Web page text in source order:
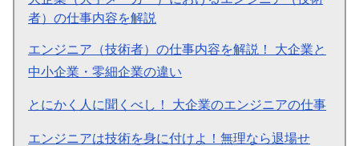
者）の仕事内容を解説
エンジニア（技術者）の仕事内容を解説！ 大企業と
中小企業・零細企業の違い
とにかく人に聞くべし！ 大企業のエンジニアの仕事
エンジニアは技術を身に付けよ！無理なら退場せ